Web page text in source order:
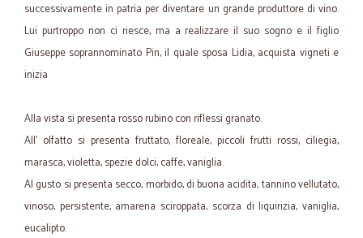
successivamente in patria per diventare un grande produttore di vino.
Lui purtroppo non ci riesce, ma a realizzare il suo sogno e il figlio
Giuseppe soprannominato Pin, il quale sposa Lidia, acquista vigneti e
inizia
Alla vista si presenta rosso rubino con riflessi granato.
All' olfatto si presenta fruttato, floreale, piccoli frutti rossi, ciliegia,
marasca, violetta, spezie dolci, caffe, vaniglia.
Al gusto si presenta secco, morbido, di buona acidita, tannino vellutato,
vinoso, persistente, amarena sciroppata, scorza di liquirizia, vaniglia,
eucalipto.